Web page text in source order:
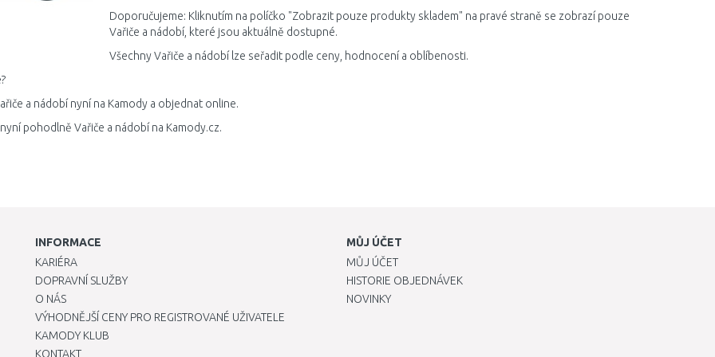
Doporučujeme: Kliknutím na políčko "Zobrazit pouze produkty skladem" na pravé straně se zobrazí pouze
Vařiče a nádobí, které jsou aktuálně dostupné.
Všechny Vařiče a nádobí lze seřadit podle ceny, hodnocení a oblíbenosti.
a nádobí nyní na Kamody a objednat online.
pohodlně Vařiče a nádobí na Kamody.cz.
INFORMACE
KARIÉRA
DOPRAVNÍ SLUŽBY
O NÁS
VÝHODNĚJŠÍ CENY PRO REGISTROVANÉ UŽIVATELE
KAMODY KLUB
KONTAKT
MŮJ ÚČET
MŮJ ÚČET
HISTORIE OBJEDNÁVEK
NOVINKY